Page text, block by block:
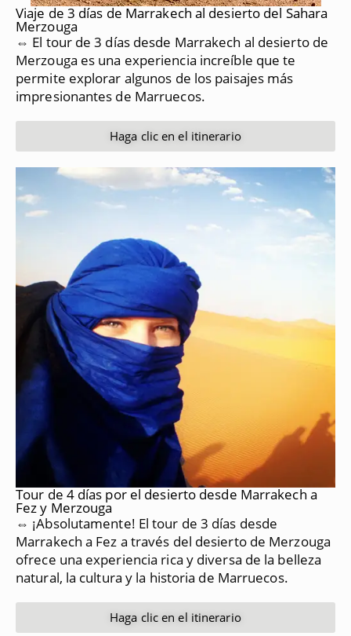
Viaje de 3 días de Marrakech al desierto del Sahara
Merzouga
⇔ El tour de 3 días desde Marrakech al desierto de
Merzouga es una experiencia increíble que te
permite explorar algunos de los paisajes más
impresionantes de Marruecos.
Haga clic en el itinerario
Tour de 4 días por el desierto desde Marrakech a
Fez y Merzouga
⇔ ¡Absolutamente! El tour de 3 días desde
Marrakech a Fez a través del desierto de Merzouga
ofrece una experiencia rica y diversa de la belleza
natural, la cultura y la historia de Marruecos.
Haga clic en el itinerario